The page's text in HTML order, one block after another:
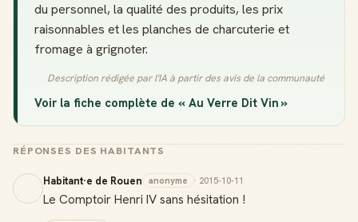
du personnel, la qualité des produits, les prix
raisonnables et les planches de charcuterie et
fromage à grignoter.
Description rédigée par l'IA à partir des avis de la communauté
Voir la fiche complète de « Au Verre Dit Vin »
RÉPONSES DES HABITANTS
Habitant·e de Rouen anonyme · 2015-10-11
Le Comptoir Henri IV sans hésitation !